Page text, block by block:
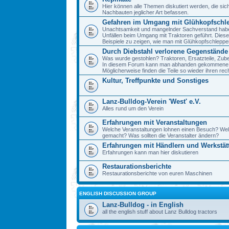
Hier können alle Themen diskutiert werden, die
Nachbauten jeglicher Art befassen.
Gefahren im Umgang mit
Unachtsamkeit und mangelnder Sachverstand
Unfällen beim Umgang mit Traktoren geführt.
Beispiele zu zeigen, wie man mit
Durch Diebstahl verlorene Gegenstände
Was wurde gestohlen? Traktoren, Ersatzteile,
In diesem Forum kann man abhanden
Möglicherweise finden die Teile so wieder ihren
Kultur, Treffpunkte und Sonstiges
Lanz-Bulldog-Verein 'West' e.V.
Alles rund um den Verein
Erfahrungen mit Veranstaltungen
Welche Veranstaltungen lohnen einen Besuch?
gemacht? Was sollten die Veranstalter ändern?
Erfahrungen mit Händlern und
Erfahrungen kann man hier diskutieren
Restaurationsberichte
Restaurationsberichte von euren Maschinen
ENGLISH DISCUSSION GROUP
Lanz-Bulldog - in English
all the english stuff about Lanz Bulldog tractors